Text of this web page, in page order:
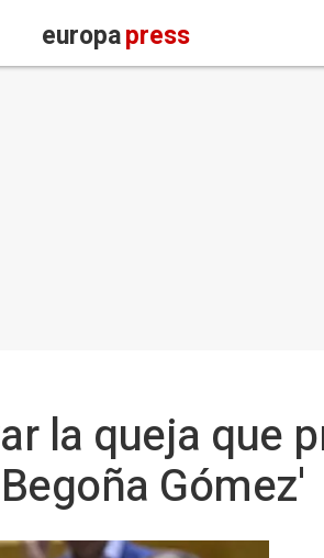
europapress
la queja que
Gómez'